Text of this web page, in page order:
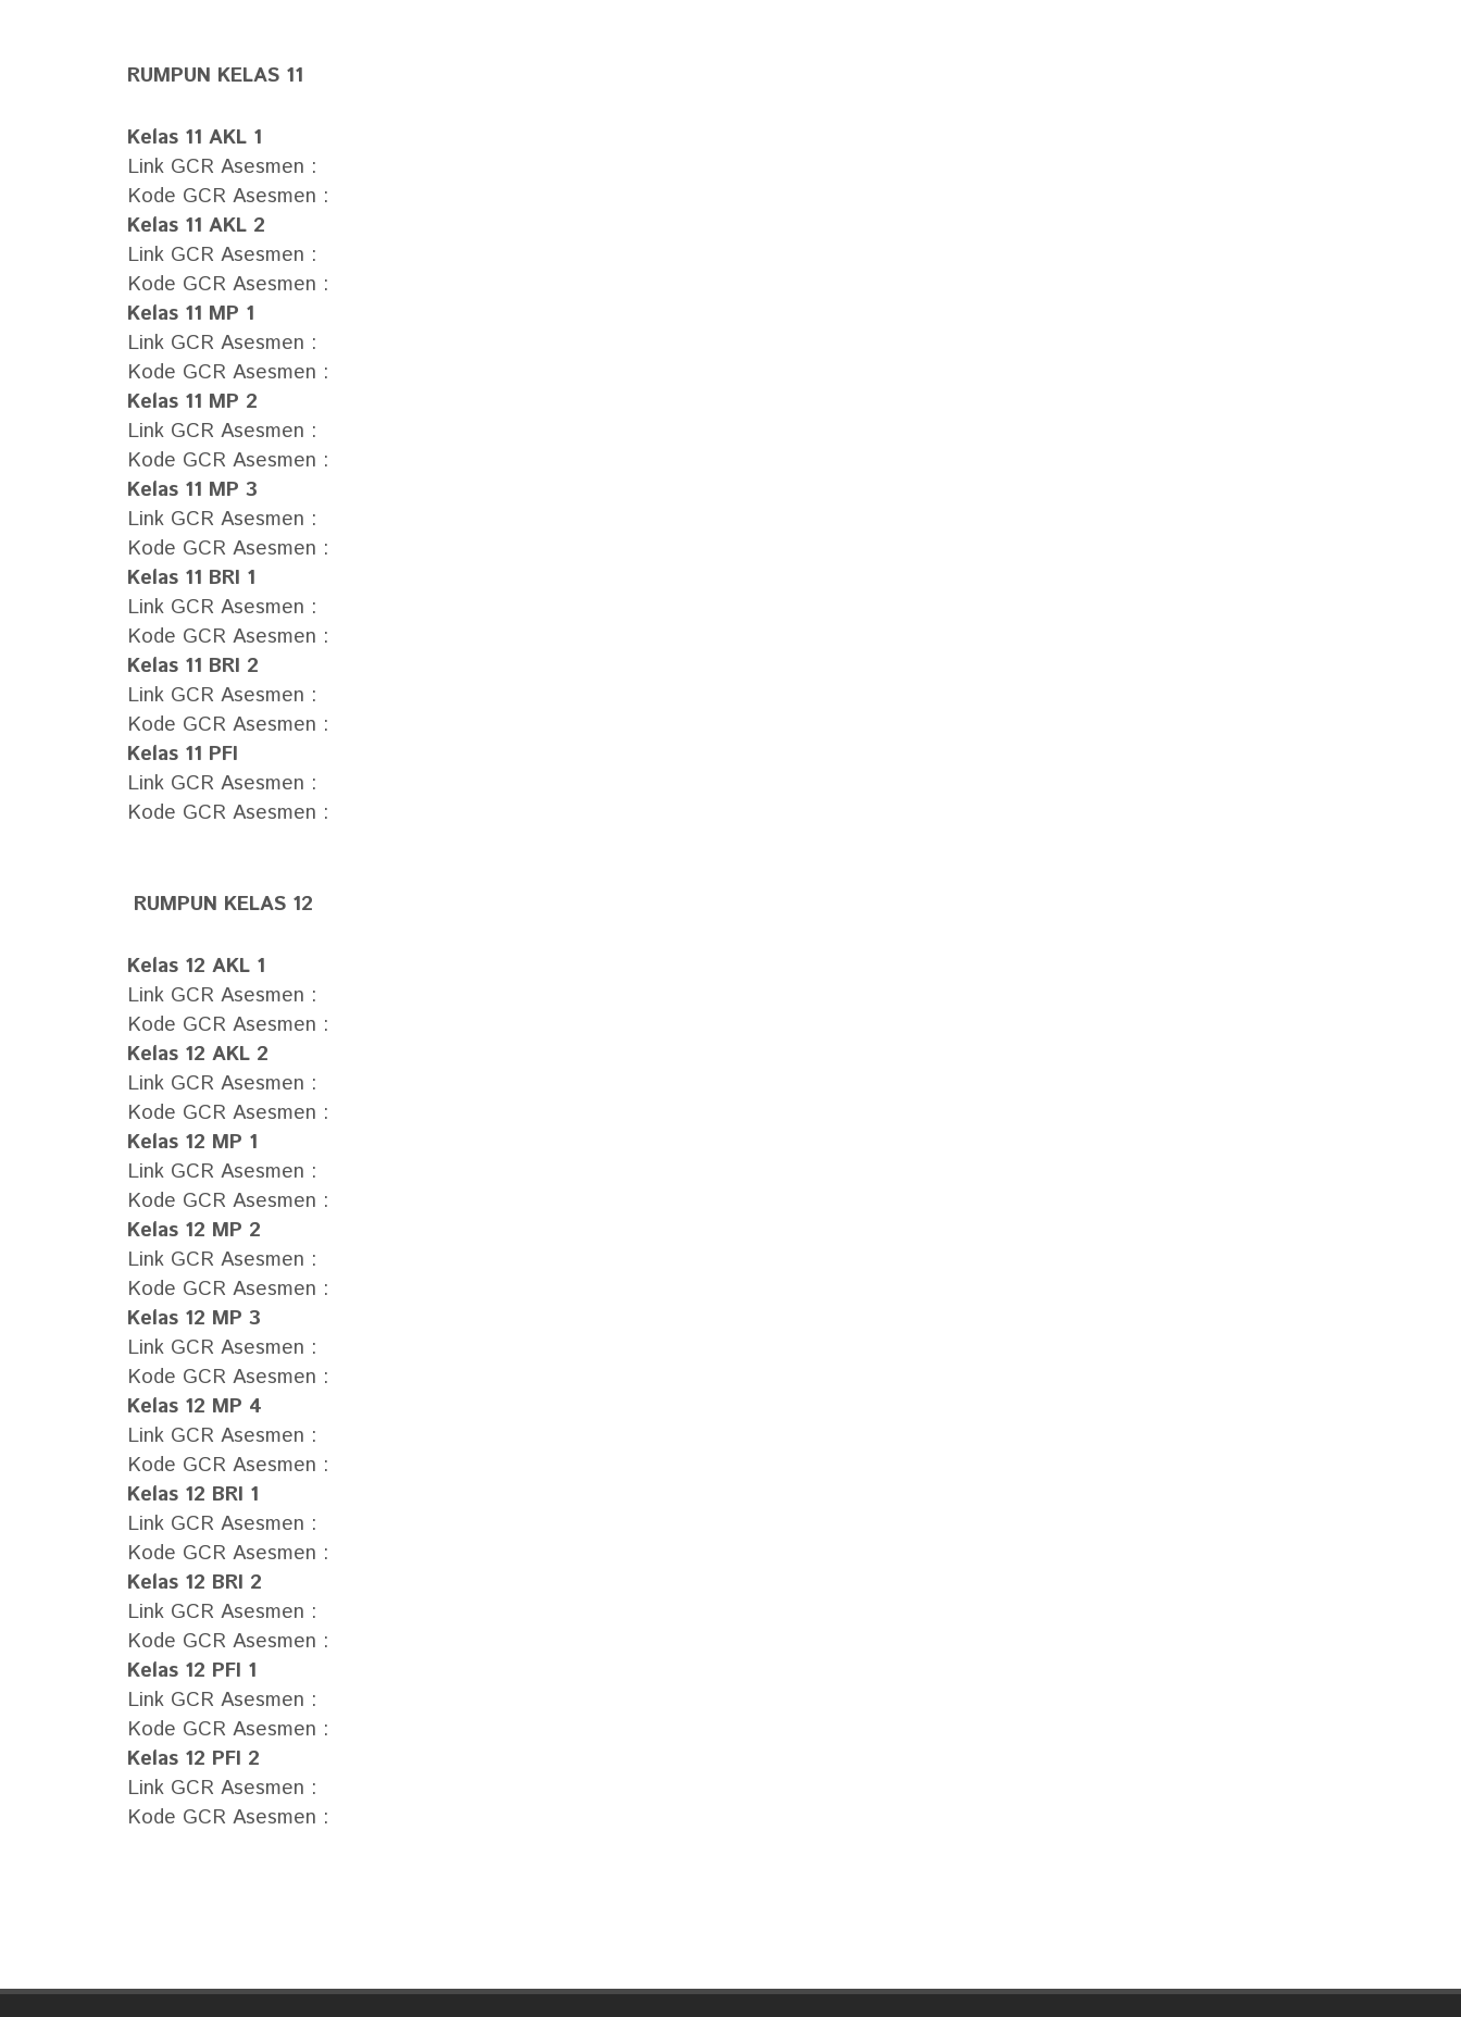
RUMPUN KELAS 11
Kelas 11 AKL 1
Link GCR Asesmen :
Kode GCR Asesmen :
Kelas 11 AKL 2
Link GCR Asesmen :
Kode GCR Asesmen :
Kelas 11 MP 1
Link GCR Asesmen :
Kode GCR Asesmen :
Kelas 11 MP 2
Link GCR Asesmen :
Kode GCR Asesmen :
Kelas 11 MP 3
Link GCR Asesmen :
Kode GCR Asesmen :
Kelas 11 BRI 1
Link GCR Asesmen :
Kode GCR Asesmen :
Kelas 11 BRI 2
Link GCR Asesmen :
Kode GCR Asesmen :
Kelas 11 PFI
Link GCR Asesmen :
Kode GCR Asesmen :
RUMPUN KELAS 12
Kelas 12 AKL 1
Link GCR Asesmen :
Kode GCR Asesmen :
Kelas 12 AKL 2
Link GCR Asesmen :
Kode GCR Asesmen :
Kelas 12 MP 1
Link GCR Asesmen :
Kode GCR Asesmen :
Kelas 12 MP 2
Link GCR Asesmen :
Kode GCR Asesmen :
Kelas 12 MP 3
Link GCR Asesmen :
Kode GCR Asesmen :
Kelas 12 MP 4
Link GCR Asesmen :
Kode GCR Asesmen :
Kelas 12 BRI 1
Link GCR Asesmen :
Kode GCR Asesmen :
Kelas 12 BRI 2
Link GCR Asesmen :
Kode GCR Asesmen :
Kelas 12 PFI 1
Link GCR Asesmen :
Kode GCR Asesmen :
Kelas 12 PFI 2
Link GCR Asesmen :
Kode GCR Asesmen :